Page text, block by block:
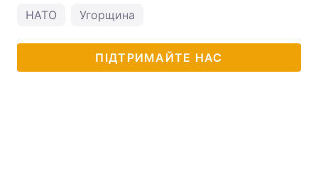
НАТО Угорщина
ПІДТРИМАЙТЕ НАС